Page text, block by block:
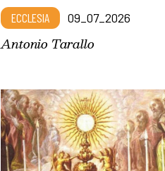
ECCLESIA 09_07_2026
Antonio Tarallo